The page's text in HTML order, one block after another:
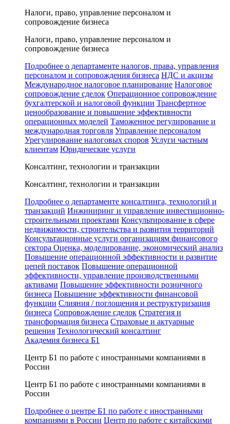
Налоги, право, управление персоналом и
сопровождение бизнеса
Налоги, право, управление персоналом и
сопровождение бизнеса
Подробнее о департаменте налогов, права, управления
персоналом и сопровождения бизнеса НДС и акцизы
Международное налоговое планирование Налоговое
сопровождение сделок Операционное сопровождение
бухгалтерской и налоговой функции Трансфертное
ценообразование и повышение эффективности
операционных моделей Таможенное регулирование и
международная торговля Управление персоналом
Урегулирование налоговых споров Услуги частным
клиентам Юридические услуги
Консалтинг, технологии и транзакции
Консалтинг, технологии и транзакции
Подробнее о департаменте консалтинга, технологий и
транзакций Инжиниринг и управление инвестиционно-
строительными проектами Консультирование в сфере
недвижимости, строительства и развития территорий
Консультационные услуги организациям финансового
сектора Оценка, моделирование, экономический анализ
Повышение операционной эффективности и развитие
цепей поставок Повышение операционной
эффективности, управление производственными
активами Повышение эффективности розничного
бизнеса Повышение эффективности финансовой
функции Слияния / поглощения и реструктуризация
бизнеса Сопровождение сделок Стратегия и
трансформация бизнеса Страховые и актуарные
решения Технологический консалтинг
Академия бизнеса Б1
Центр Б1 по работе с иностранными компаниями в
России
Центр Б1 по работе с иностранными компаниями в
России
Подробнее о центре Б1 по работе с иностранными
компаниями в России Центр по работе с китайскими